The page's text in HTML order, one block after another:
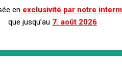
en exclusivité par notre
que jusqu’au 7. août 2026